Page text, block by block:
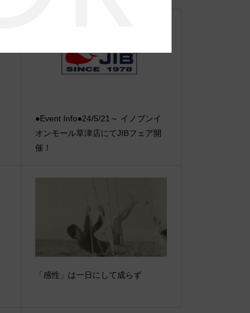
●Event Info●24/5/21～ イノブンイ
オンモール草津店にてJIBフェア開
催！
「感性」は一日にして成らず